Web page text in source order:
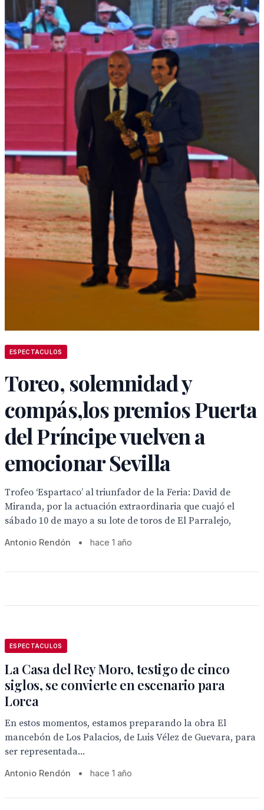
ESPECTACULOS
Toreo, solemnidad y
compás,los premios Puerta
del Príncipe vuelven a
emocionar Sevilla
Trofeo ‘Espartaco’ al triunfador de la Feria: David de
Miranda, por la actuación extraordinaria que cuajó el
sábado 10 de mayo a su lote de toros de El Parralejo,
Antonio Rendón • hace 1 año
ESPECTACULOS
La Casa del Rey Moro, testigo de cinco
siglos, se convierte en escenario para
Lorca
En estos momentos, estamos preparando la obra El
mancebón de Los Palacios, de Luis Vélez de Guevara, para
ser representada...
Antonio Rendón • hace 1 año